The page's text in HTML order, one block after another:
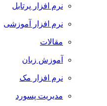
نرم افزار پرتابل
نرم افزار آموزشی
مقالات
آموزش زبان
نرم افزار مک
مدیریت پسورد